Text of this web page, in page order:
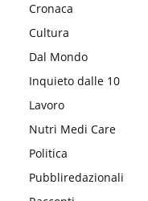
Cronaca
Cultura
Dal Mondo
Inquieto dalle 10
Lavoro
Nutri Medi Care
Politica
Pubbliredazionali